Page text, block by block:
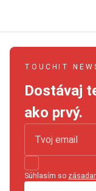
TOUCHIT
Dostávaj
ako prvý.
Súhlasím so